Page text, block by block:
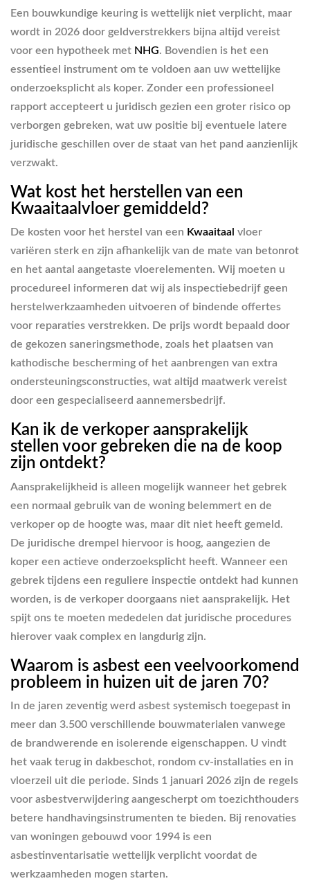
Een bouwkundige keuring is wettelijk niet verplicht, maar
wordt in 2026 door geldverstrekkers bijna altijd vereist
voor een hypotheek met NHG. Bovendien is het een
essentieel instrument om te voldoen aan uw wettelijke
onderzoeksplicht als koper. Zonder een professioneel
rapport accepteert u juridisch gezien een groter risico op
verborgen gebreken, wat uw positie bij eventuele latere
juridische geschillen over de staat van het pand aanzienlijk
verzwakt.
Wat kost het herstellen van een
Kwaaitaalvloer gemiddeld?
De kosten voor het herstel van een Kwaaitaal vloer
variëren sterk en zijn afhankelijk van de mate van betonrot
en het aantal aangetaste vloerelementen. Wij moeten u
procedureel informeren dat wij als inspectiebedrijf geen
herstelwerkzaamheden uitvoeren of bindende offertes
voor reparaties verstrekken. De prijs wordt bepaald door
de gekozen saneringsmethode, zoals het plaatsen van
kathodische bescherming of het aanbrengen van extra
ondersteuningsconstructies, wat altijd maatwerk vereist
door een gespecialiseerd aannemersbedrijf.
Kan ik de verkoper aansprakelijk
stellen voor gebreken die na de koop
zijn ontdekt?
Aansprakelijkheid is alleen mogelijk wanneer het gebrek
een normaal gebruik van de woning belemmert en de
verkoper op de hoogte was, maar dit niet heeft gemeld.
De juridische drempel hiervoor is hoog, aangezien de
koper een actieve onderzoeksplicht heeft. Wanneer een
gebrek tijdens een reguliere inspectie ontdekt had kunnen
worden, is de verkoper doorgaans niet aansprakelijk. Het
spijt ons te moeten mededelen dat juridische procedures
hierover vaak complex en langdurig zijn.
Waarom is asbest een veelvoorkomend
probleem in huizen uit de jaren 70?
In de jaren zeventig werd asbest systemisch toegepast in
meer dan 3.500 verschillende bouwmaterialen vanwege
de brandwerende en isolerende eigenschappen. U vindt
het vaak terug in dakbeschot, rondom cv-installaties en in
vloerzeil uit die periode. Sinds 1 januari 2026 zijn de regels
voor asbestverwijdering aangescherpt om toezichthouders
betere handhavingsinstrumenten te bieden. Bij renovaties
van woningen gebouwd voor 1994 is een
asbestinventarisatie wettelijk verplicht voordat de
werkzaamheden mogen starten.